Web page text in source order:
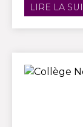
LIRE LA